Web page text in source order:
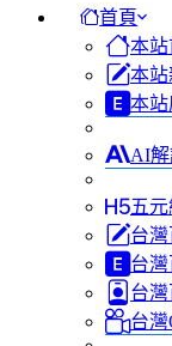
首頁
本站
本站
本站
AI
五
台
台
台
台灣